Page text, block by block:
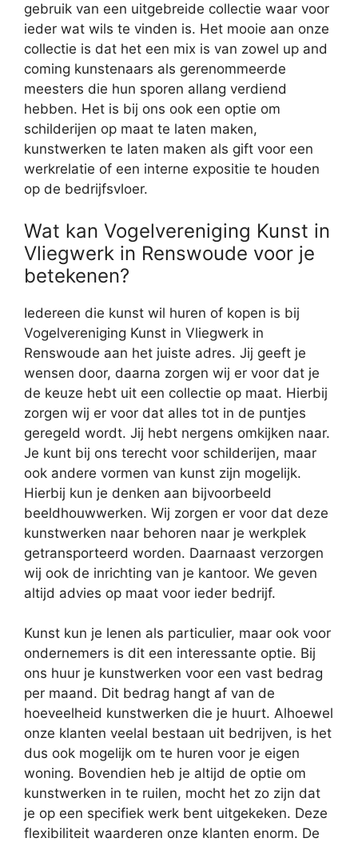
gebruik van een uitgebreide collectie waar voor
ieder wat wils te vinden is. Het mooie aan onze
collectie is dat het een mix is van zowel up and
coming kunstenaars als gerenommeerde
meesters die hun sporen allang verdiend
hebben. Het is bij ons ook een optie om
schilderijen op maat te laten maken,
kunstwerken te laten maken als gift voor een
werkrelatie of een interne expositie te houden
op de bedrijfsvloer.
Wat kan Vogelvereniging Kunst in
Vliegwerk in Renswoude voor je
betekenen?
Iedereen die kunst wil huren of kopen is bij
Vogelvereniging Kunst in Vliegwerk in
Renswoude aan het juiste adres. Jij geeft je
wensen door, daarna zorgen wij er voor dat je
de keuze hebt uit een collectie op maat. Hierbij
zorgen wij er voor dat alles tot in de puntjes
geregeld wordt. Jij hebt nergens omkijken naar.
Je kunt bij ons terecht voor schilderijen, maar
ook andere vormen van kunst zijn mogelijk.
Hierbij kun je denken aan bijvoorbeeld
beeldhouwwerken. Wij zorgen er voor dat deze
kunstwerken naar behoren naar je werkplek
getransporteerd worden. Daarnaast verzorgen
wij ook de inrichting van je kantoor. We geven
altijd advies op maat voor ieder bedrijf.
Kunst kun je lenen als particulier, maar ook voor
ondernemers is dit een interessante optie. Bij
ons huur je kunstwerken voor een vast bedrag
per maand. Dit bedrag hangt af van de
hoeveelheid kunstwerken die je huurt. Alhoewel
onze klanten veelal bestaan uit bedrijven, is het
dus ook mogelijk om te huren voor je eigen
woning. Bovendien heb je altijd de optie om
kunstwerken in te ruilen, mocht het zo zijn dat
je op een specifiek werk bent uitgekeken. Deze
flexibiliteit waarderen onze klanten enorm. De